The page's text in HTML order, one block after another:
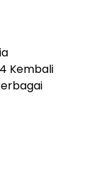
Kembali